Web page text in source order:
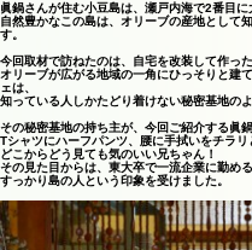
眞鍋さんが住む小豆島は、瀬戸内海で2番目に
自然豊かなこの島は、オリーブの産地として
す。
今回取材で訪ねたのは、自宅を改装して作っ
オリーブが広がる地域の一角にひっそりと建
ェは、
知っている人しかたどり着けない秘密基地の
その秘密基地の持ち主が、今回ご紹介する眞鍋
Tシャツにハーフパンツ、腰に手拭いをチラリ
どこからどう見ても気のいい兄ちゃん！
その見た目からは、東大卒で一流企業に勤め
すっかり島の人という印象を受けました。